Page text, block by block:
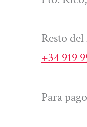
Resto
+34 919
Para